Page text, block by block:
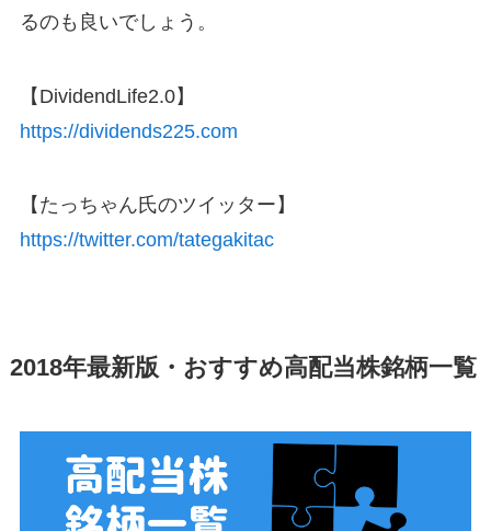
るのも良いでしょう。
【DividendLife2.0】
https://dividends225.com
【たっちゃん氏のツイッター】
https://twitter.com/tategakitac
2018年最新版・おすすめ高配当株銘柄一覧